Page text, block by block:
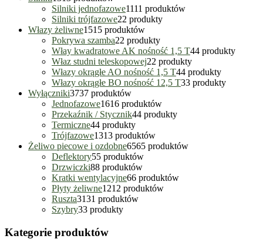
Silniki jednofazowe1111 produktów
Silniki trójfazowe22 produkty
Włazy żeliwne1515 produktów
Pokrywa szamba22 produkty
Włay kwadratowe AK nośność 1,5 T44 produkty
Właz studni teleskopowej22 produkty
Włazy okrągłe AO nośność 1,5 T44 produkty
Włazy okrągłe BO nośność 12,5 T33 produkty
Wyłączniki3737 produktów
Jednofazowe1616 produktów
Przekaźnik / Stycznik44 produkty
Termiczne44 produkty
Trójfazowe1313 produktów
Żeliwo piecowe i ozdobne6565 produktów
Deflektory55 produktów
Drzwiczki88 produktów
Kratki wentylacyjne66 produktów
Płyty żeliwne1212 produktów
Ruszta3131 produktów
Szybry33 produkty
Kategorie produktów